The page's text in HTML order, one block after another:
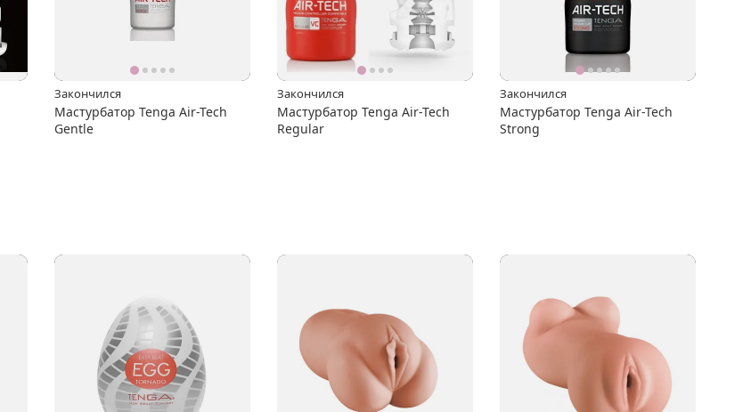
Закончился
Мастурбатор Tenga Air-Tech
Gentle
Закончился
Мастурбатор Tenga Air-Tech
Regular
Закончился
Мастурбатор Tenga Air-Tech
Strong